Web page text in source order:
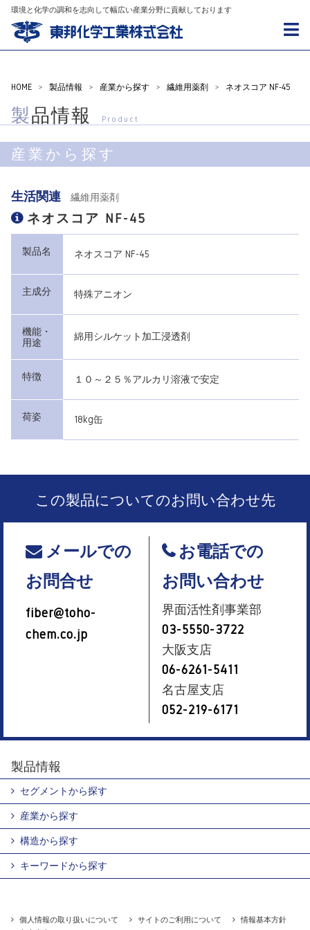
環境と化学の調和を志向して幅広い産業分野に貢献しております
HOME > 製品情報 > 産業から探す > 繊維用薬剤 > ネオスコア NF-45
製品情報 Product
産業から探す
生活関連 繊維用薬剤
ネオスコア NF-45
製品名 ネオスコア NF-45
主成分 特殊アニオン
機能・
用途
綿用シルケット加工浸透剤
特徴 １０～２５％アルカリ溶液で安定
荷姿 18kg缶
この製品についてのお問い合わせ先
メールでの
お問合せ
fiber@toho-
chem.co.jp
お電話での
お問い合わせ
界面活性剤事業部
03-5550-3722
大阪支店
06-6261-5411
名古屋支店
052-219-6171
製品情報
セグメントから探す
産業から探す
構造から探す
キーワードから探す
個人情報の取り扱いについて サイトのご利用について
情報基本方針